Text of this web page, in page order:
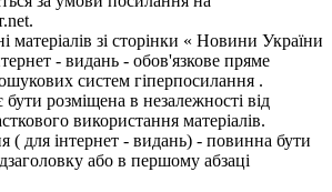
матеріалів зі сторінки « Новини України
- видань - обов'язкове пряме
систем гіперпосилання .
розміщена в незалежності від
використання матеріалів.
( для інтернет - видань) - повинна бути
або в першому абзаці